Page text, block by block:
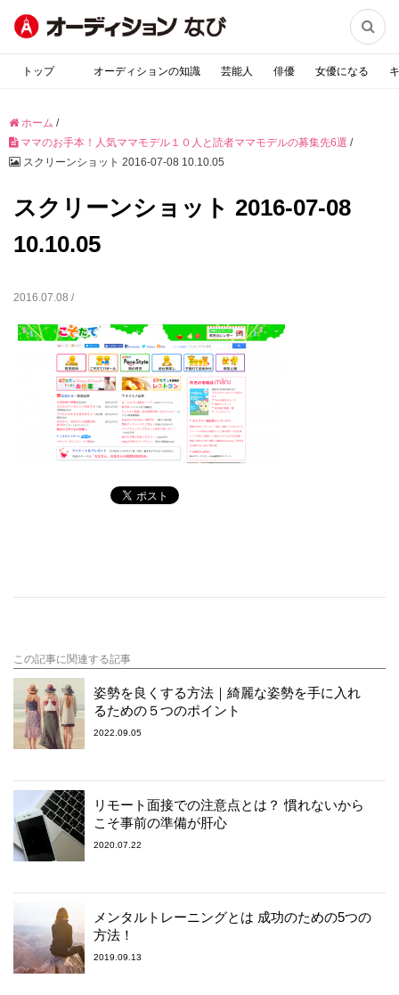

トップ オーディションの知識 芸能人 俳優 女優になる
ホーム /
ママのお手本！人気ママモデル１０人と読者ママモデルの募集先6選 /
スクリーンショット 2016-07-08 10.10.05
スクリーンショット 2016-07-08
10.10.05
2016.07.08 /
この記事に関連する記事
姿勢を良くする方法｜綺麗な姿勢を手に入れ
るための５つのポイント
2022.09.05
リモート面接での注意点とは？ 慣れないから
こそ事前の準備が肝心
2020.07.22
メンタルトレーニングとは 成功のための5つの
方法！
2019.09.13